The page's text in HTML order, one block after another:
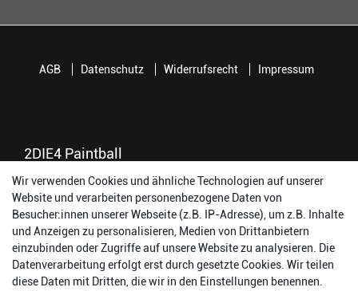
2DIE4 Paintball
56457 Westerburg
Reinhold-Ferger-Straße 26
order@2die4-sports.com
0 26 63/ 9 68 69 37
Öffnungszeiten
AGB Datenschutz Widerrufsrecht Impressum
Wir verwenden Cookies und ähnliche Technologien auf unserer
Website und verarbeiten personenbezogene Daten von
Besucher:innen unserer Webseite (z.B. IP-Adresse), um z.B. Inhalte
und Anzeigen zu personalisieren, Medien von Drittanbietern
einzubinden oder Zugriffe auf unsere Website zu analysieren. Die
Datenverarbeitung erfolgt erst durch gesetzte Cookies. Wir teilen
diese Daten mit Dritten, die wir in den Einstellungen benennen.